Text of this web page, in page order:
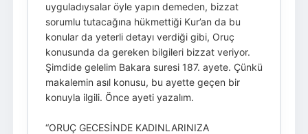
uyguladıysalar öyle yapın demeden, bizzat
sorumlu tutacağına hükmettiği Kur’an da bu
konular da yeterli detayı verdiği gibi, Oruç
konusunda da gereken bilgileri bizzat veriyor.
Şimdide gelelim Bakara suresi 187. ayete. Çünkü
makalemin asıl konusu, bu ayette geçen bir
konuyla ilgili. Önce ayeti yazalım.
“ORUÇ GECESİNDE KADINLARINIZA